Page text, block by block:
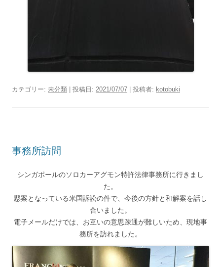
カテゴリー: 未分類 | 投稿日: 2021/07/07 投稿者: kotobuki
事務所訪問
シンガポールのソロカーアグモン特許法律事務所に行きまし
た。
懸案となっている米国訴訟の件で、今後の方針と和解案を話し
合いました。
電子メールだけでは、お互いの意思疎通が難しいため、現地事
務所を訪れました。